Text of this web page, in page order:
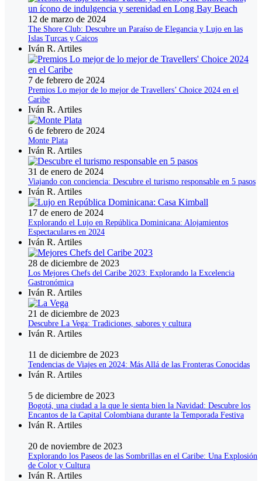
12 de marzo de 2024
The Shore Club: Descubre un Paraíso de Elegancia y Lujo en las
Islas Turcas y Caicos
Iván R. Artiles
7 de febrero de 2024
Premios Lo mejor de lo mejor de Travellers’ Choice 2024 en el
Caribe
Iván R. Artiles
6 de febrero de 2024
Monte Plata
Iván R. Artiles
31 de enero de 2024
Viajando con conciencia: Descubre el turismo responsable en 5 pasos
Iván R. Artiles
17 de enero de 2024
Explorando el Lujo en República Dominicana: Alojamientos
Espectaculares en 2024
Iván R. Artiles
28 de diciembre de 2023
Los Mejores Chefs del Caribe 2023: Explorando la Excelencia
Gastronómica
Iván R. Artiles
21 de diciembre de 2023
Descubre La Vega: Tradiciones, sabores y cultura
Iván R. Artiles
11 de diciembre de 2023
Tendencias de Viajes en 2024: Más Allá de las Fronteras Conocidas
Iván R. Artiles
5 de diciembre de 2023
Bogotá, una ciudad a la que le sienta bien la Navidad: Descubre los
Encantos de la Capital Colombiana durante la Temporada Festiva
Iván R. Artiles
20 de noviembre de 2023
Explorando los Paseos de las Sombrillas en el Caribe: Una Explosión
de Color y Cultura
Iván R. Artiles